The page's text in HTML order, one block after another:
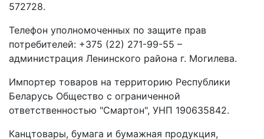
572728.
Телефон уполномоченных по защите прав
потребителей: +375 (22) 271-99-55 –
администрация Ленинского района г. Могилева.
Импортер товаров на территорию Республики
Беларусь Общество с ограниченной
ответственностью "Смартон", УНП 190635842.
Канцтовары, бумага и бумажная продукция,